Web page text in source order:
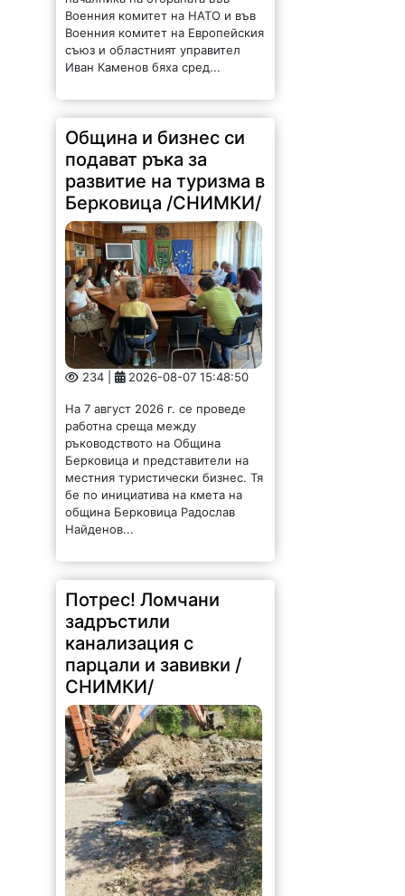
Военния комитет на НАТО и във
Военния комитет на Европейския
съюз и областният управител
Иван Каменов бяха сред...
Община и бизнес си
подават ръка за
развитие на туризма в
Берковица /СНИМКИ/
234 | 2026-08-07 15:48:50
работна среща между
ръководството на Община
Берковица и представители на
местния туристически бизнес. Тя
бе по инициатива на кмета на
община Берковица Радослав
Найденов...
Потрес! Ломчани
задръстили
канализация с
парцали и завивки /
СНИМКИ/